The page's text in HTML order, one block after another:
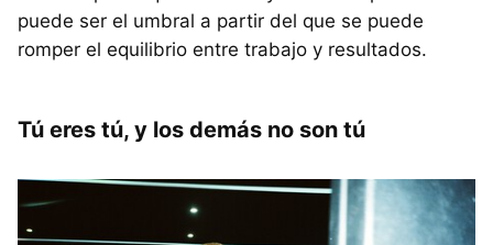
puede ser el umbral a partir del que se puede
romper el equilibrio entre trabajo y resultados.
Tú eres tú, y los demás no son tú